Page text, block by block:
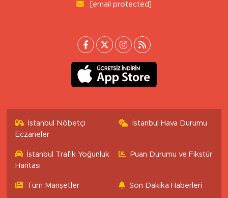
[email protected]
İstanbul Nöbetçi
Eczaneler
İstanbul Hava Durumu
İstanbul Trafik Yoğunluk
Haritası
Puan Durumu ve Fikstür
Tüm Manşetler Son Dakika Haberleri